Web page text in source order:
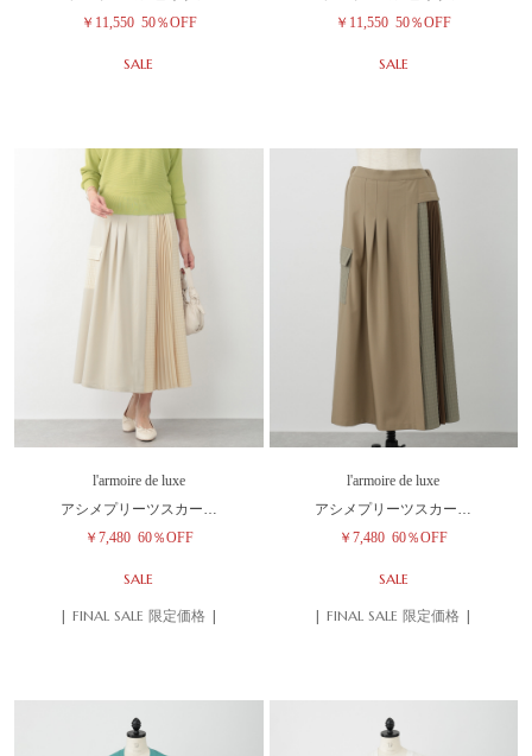
￥11,550 50％OFF
SALE
￥11,550 50％OFF
SALE
l'armoire de luxe
アシメプリーツスカー…
￥7,480 60％OFF
SALE
| FINAL SALE 限定価格 |
l'armoire de luxe
アシメプリーツスカー…
￥7,480 60％OFF
SALE
| FINAL SALE 限定価格 |